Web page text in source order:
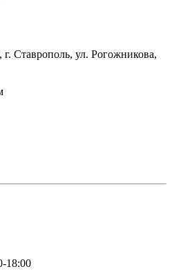
Ставрополь, ул. Рогожникова,
18:00